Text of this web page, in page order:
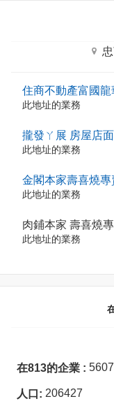
住商不動產富國
此地址的業務
攏發ㄚ展 房屋店
此地址的業務
金閣本家壽喜燒專
此地址的業務
肉鋪本家 壽喜燒
此地址的業務
在813的企業 : 5607
人口: 206427